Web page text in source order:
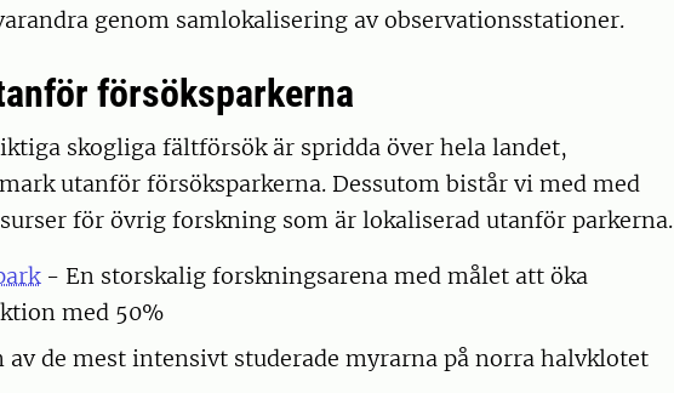
genom samlokalisering av observationsstationer.
försöksparkerna
skogliga fältförsök är spridda över hela landet,
utanför försöksparkerna. Dessutom bistår vi med med
för övrig forskning som är lokaliserad utanför parkerna.
- En storskalig forskningsarena med målet att öka
med 50%
av de mest intensivt studerade myrarna på norra halvklotet